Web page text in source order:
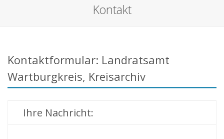
Kontakt
Kontaktformular: Landratsamt
Wartburgkreis, Kreisarchiv
Ihre Nachricht: